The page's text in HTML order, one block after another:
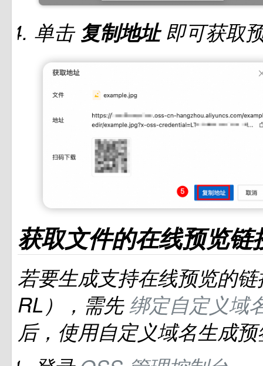
单击 复制地址即可获取
获取文件的在线预览链
若要生成支持在线预览的
RL），需先绑定自定义域
后，使用自定义域名生成